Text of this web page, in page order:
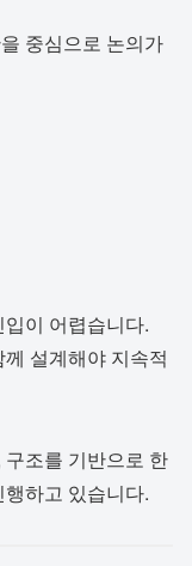
중심으로 논의가
이 어렵습니다.
설계해야 지속적
조를 기반으로 한
하고 있습니다.